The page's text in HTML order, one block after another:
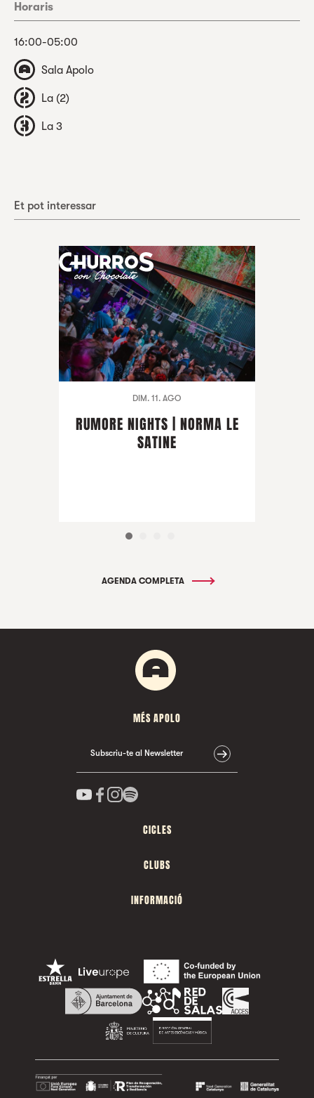
Horaris
16:00-05:00
Sala Apolo
La (2)
La 3
Et pot interessar
DIM. 11. AGO
RUMORE NIGHTS | NORMA LE
SATINE
AGENDA COMPLETA
MÉS APOLO
Subscriu-te al Newsletter
CICLES
CLUBS
INFORMACIÓ